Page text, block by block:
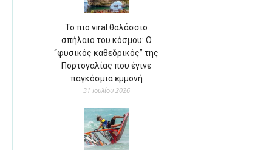
Το πιο viral θαλάσσιο
σπήλαιο του κόσμου: Ο
“φυσικός καθεδρικός” της
Πορτογαλίας που έγινε
παγκόσμια εμμονή
31 Ιουλίου 2026